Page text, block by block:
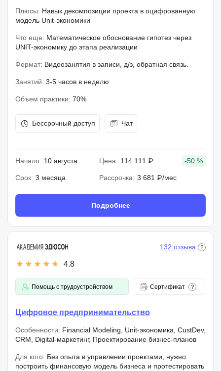
Плюсы: Навык декомпозиции проекта в оцифрованную
модель Unit-экономики
Что еще: Математическое обоснование гипотез через
UNIT-экономику до этапа реализации
Формат: Видеозанятия в записи, д/з, обратная связь.
Занятий: 3-5 часов в неделю
Объем практики: 70%
Бессрочный доступ Чат
Начало: 10 августа Цена: 114 111 ₽ -50 %
Срок: 3 месяца Рассрочка: 3 681 ₽/мес
Подробнее
4.8
132 отзыва
Помощь с трудоустройством Сертификат
Цифровое предпринимательство
Особенности: Financial Modeling, Unit-экономика, CustDev,
CRM, Digital-маркетинг, Проектирование бизнес-планов
Для кого: Без опыта в управлении проектами, нужно
построить финансовую модель бизнеса и протестировать